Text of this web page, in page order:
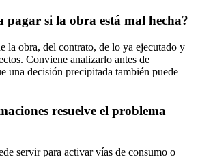
pagar si la obra está mal hecha?
la obra, del contrato, de lo ya ejecutado y
Conviene analizarlo antes de
una decisión precipitada también puede
resuelve el problema
servir para activar vías de consumo o